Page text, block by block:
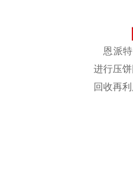
恩派特
进行压
回收再